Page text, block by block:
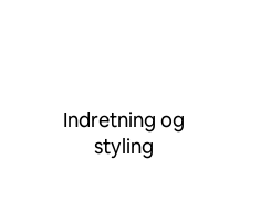
Indretning og
styling